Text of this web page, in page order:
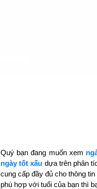
Quý bạn đang muốn xem
ngày tốt xấu dựa trên phân
cung cấp đầy đủ cho thông
phù hợp với tuổi của bạn thì